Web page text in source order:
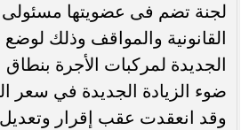
لجنة تضم فى عضويتها مسئولى
القانونية والمواقف وذلك
الجديدة لمركبات الأجرة
ضوء الزيادة الجديدة في سعر
وقد انعقدت عقب إقرار وتعديل